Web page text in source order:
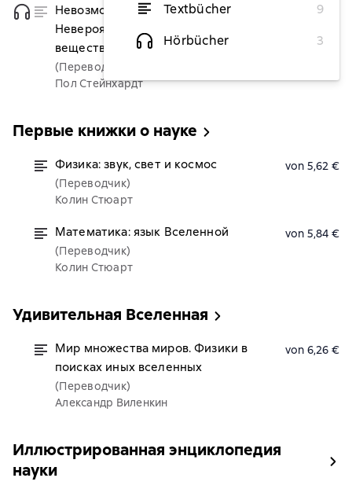
Textbücher
9
Hörbücher
3
Невозможность второго рода.
Невероятные поиски новой формы
вещества
(Переводчик)
Пол Стейнхардт
von 6,37 €
Первые книжки о науке
Физика: звук, свет и космос
(Переводчик)
Колин Стюарт
von 5,62 €
Математика: язык Вселенной
(Переводчик)
Колин Стюарт
von 5,84 €
Удивительная Вселенная
Мир множества миров. Физики в
поисках иных вселенных
(Переводчик)
Александр Виленкин
von 6,26 €
Иллюстрированная энциклопедия
науки